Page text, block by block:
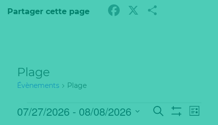
Partager cette page Facebook
X
Plage
Évènements Plage
Évènements
Recherche
et
Recherche
de
Liste
07/27/2026 - 08/08/2026